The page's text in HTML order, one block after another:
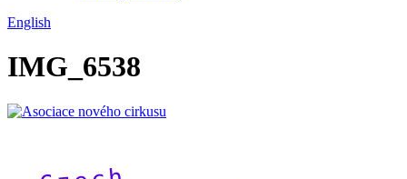
English
IMG_6538